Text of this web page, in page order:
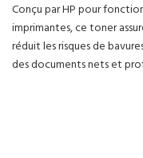
Conçu par HP pour
imprimantes, ce toner
réduit les risques de
des documents nets et